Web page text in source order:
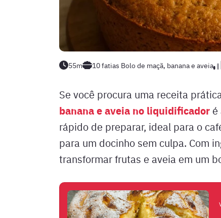
55m 10 fatias Bolo de maçã, banana e aveia
Se você procura uma receita
banana e aveia no liquidificador é
rápido de preparar, ideal para o
para um docinho sem culpa. Com
transformar frutas e aveia em um